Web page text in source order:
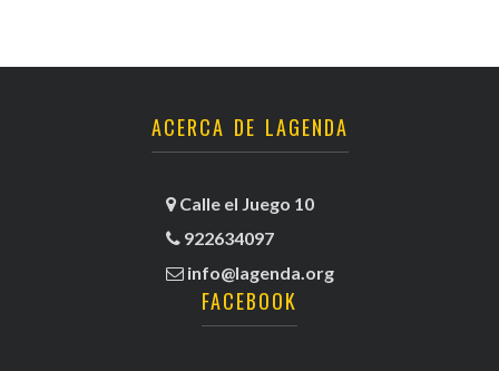
ACERCA DE LAGENDA
Calle el Juego 10
922634097
info@lagenda.org
FACEBOOK